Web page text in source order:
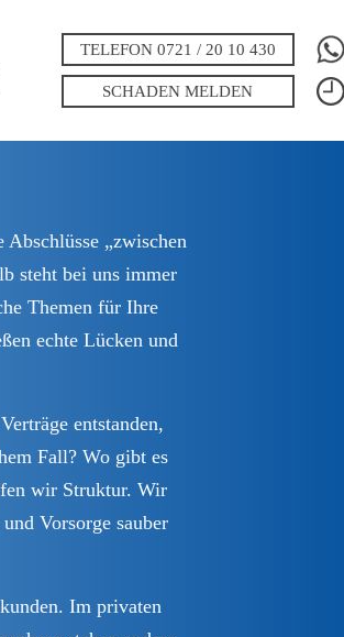
TELEFON 0721 / 20 10 430
SCHADEN MELDEN
„zwischen
steht bei uns immer
Themen für Ihre
echte Lücken und
entstanden,
Fall? Wo gibt es
wir Struktur. Wir
Vorsorge sauber
Im privaten